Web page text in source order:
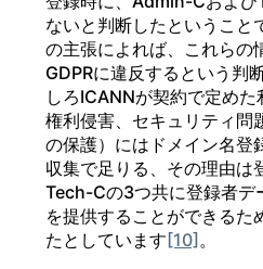
ないと判断したということ
の主張によれば、これらの
GDPRに違反するという判
しろICANNが契約で定めた
権利侵害、セキュリティ問
の保護）にはドメイン名登
収集で足りる、その理由は
Tech-Cの3つ共に登録者デ
を提供することができるた
たとしています [10] 。